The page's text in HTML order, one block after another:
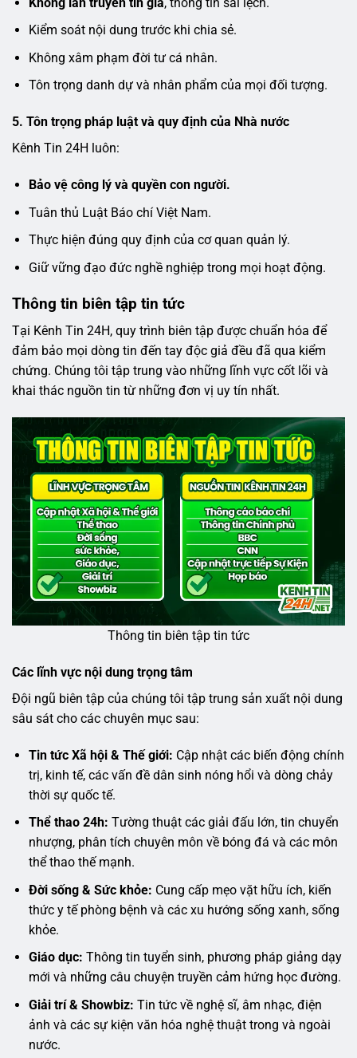
Kiểm soát nội dung trước khi chia sẻ.
Không xâm phạm đời tư cá nhân.
Tôn trọng danh dự và nhân phẩm của mọi đối tượng.
5. Tôn trọng pháp luật và quy định của Nhà nước
Kênh Tin 24H luôn:
Bảo vệ công lý và quyền con người.
Tuân thủ Luật Báo chí Việt Nam.
Thực hiện đúng quy định của cơ quan quản lý.
Giữ vững đạo đức nghề nghiệp trong mọi hoạt động.
Thông tin biên tập tin tức
Tại Kênh Tin 24H, quy trình biên tập được chuẩn hóa để
đảm bảo mọi dòng tin đến tay độc giả đều đã qua kiểm
chứng. Chúng tôi tập trung vào những lĩnh vực cốt lõi và
khai thác nguồn tin từ những đơn vị uy tín nhất.
Thông tin biên tập tin tức
Các lĩnh vực nội dung trọng tâm
Đội ngũ biên tập của chúng tôi tập trung sản xuất nội dung
sâu sát cho các chuyên mục sau:
Tin tức Xã hội & Thế giới: Cập nhật các biến động chính
trị, kinh tế, các vấn đề dân sinh nóng hổi và dòng chảy
thời sự quốc tế.
Thể thao 24h: Tường thuật các giải đấu lớn, tin chuyển
nhượng, phân tích chuyên môn về bóng đá và các môn
thể thao thế mạnh.
Đời sống & Sức khỏe: Cung cấp mẹo vặt hữu ích, kiến
thức y tế phòng bệnh và các xu hướng sống xanh, sống
khỏe.
Giáo dục: Thông tin tuyển sinh, phương pháp giảng dạy
mới và những câu chuyện truyền cảm hứng học đường.
Giải trí & Showbiz: Tin tức về nghệ sĩ, âm nhạc, điện
ảnh và các sự kiện văn hóa nghệ thuật trong và ngoài
nước.